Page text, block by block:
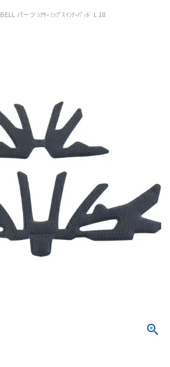
BELL パーツ ｼｸｻｰ ﾐｯﾌﾟｽ ｲﾝﾅｰﾊﾟｯﾄﾞ L 18